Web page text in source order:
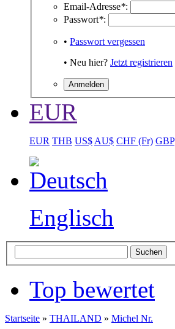
Email-Adresse*:
Passwort*:
• Passwort vergessen
• Neu hier? Jetzt registrieren
EUR
EUR THB US$ AU$ CHF (Fr) GBP
Englisch
Top bewertet
Startseite » THAILAND » Michel Nr.